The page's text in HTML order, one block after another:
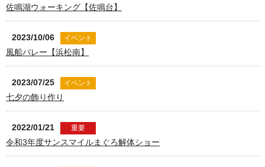
佐鳴湖ウォーキング【佐鳴台】
2023/10/06 イベント
風船バレー【浜松南】
2023/07/25 イベント
七夕の飾り作り
2022/01/21 重要
令和3年度サンスマイルまぐろ解体ショー